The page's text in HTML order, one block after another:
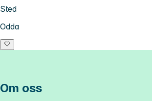
Sted
Odda
Om oss